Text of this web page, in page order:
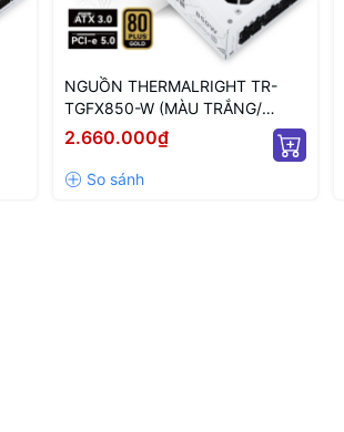
NGUỒN THERMALRIGHT TR-
TGFX850-W (MÀU TRẮNG/
CHUẨN SFX/ FULL MODULAR/
2.660.000₫